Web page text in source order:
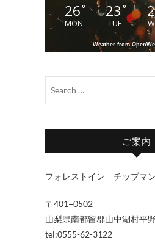
26°
MON
23°
TUE
Weather from
ご案内
フォレストイン チップマ
〒401−0502
山梨県南都留郡山中湖村平
tel:0555-62-3122